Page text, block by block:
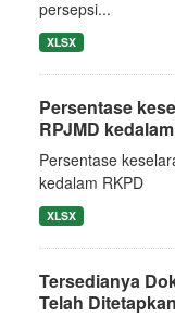
persepsi...
XLSX
Persentase
RPJMD
Persentase
kedalam RKPD
XLSX
Tersedianya
Telah